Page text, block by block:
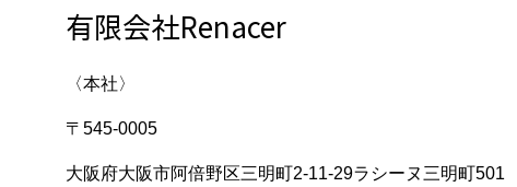
有限会社Renacer
〈本社〉
〒545-0005
大阪府大阪市阿倍野区三明町2-11-29ラシーヌ三明町501